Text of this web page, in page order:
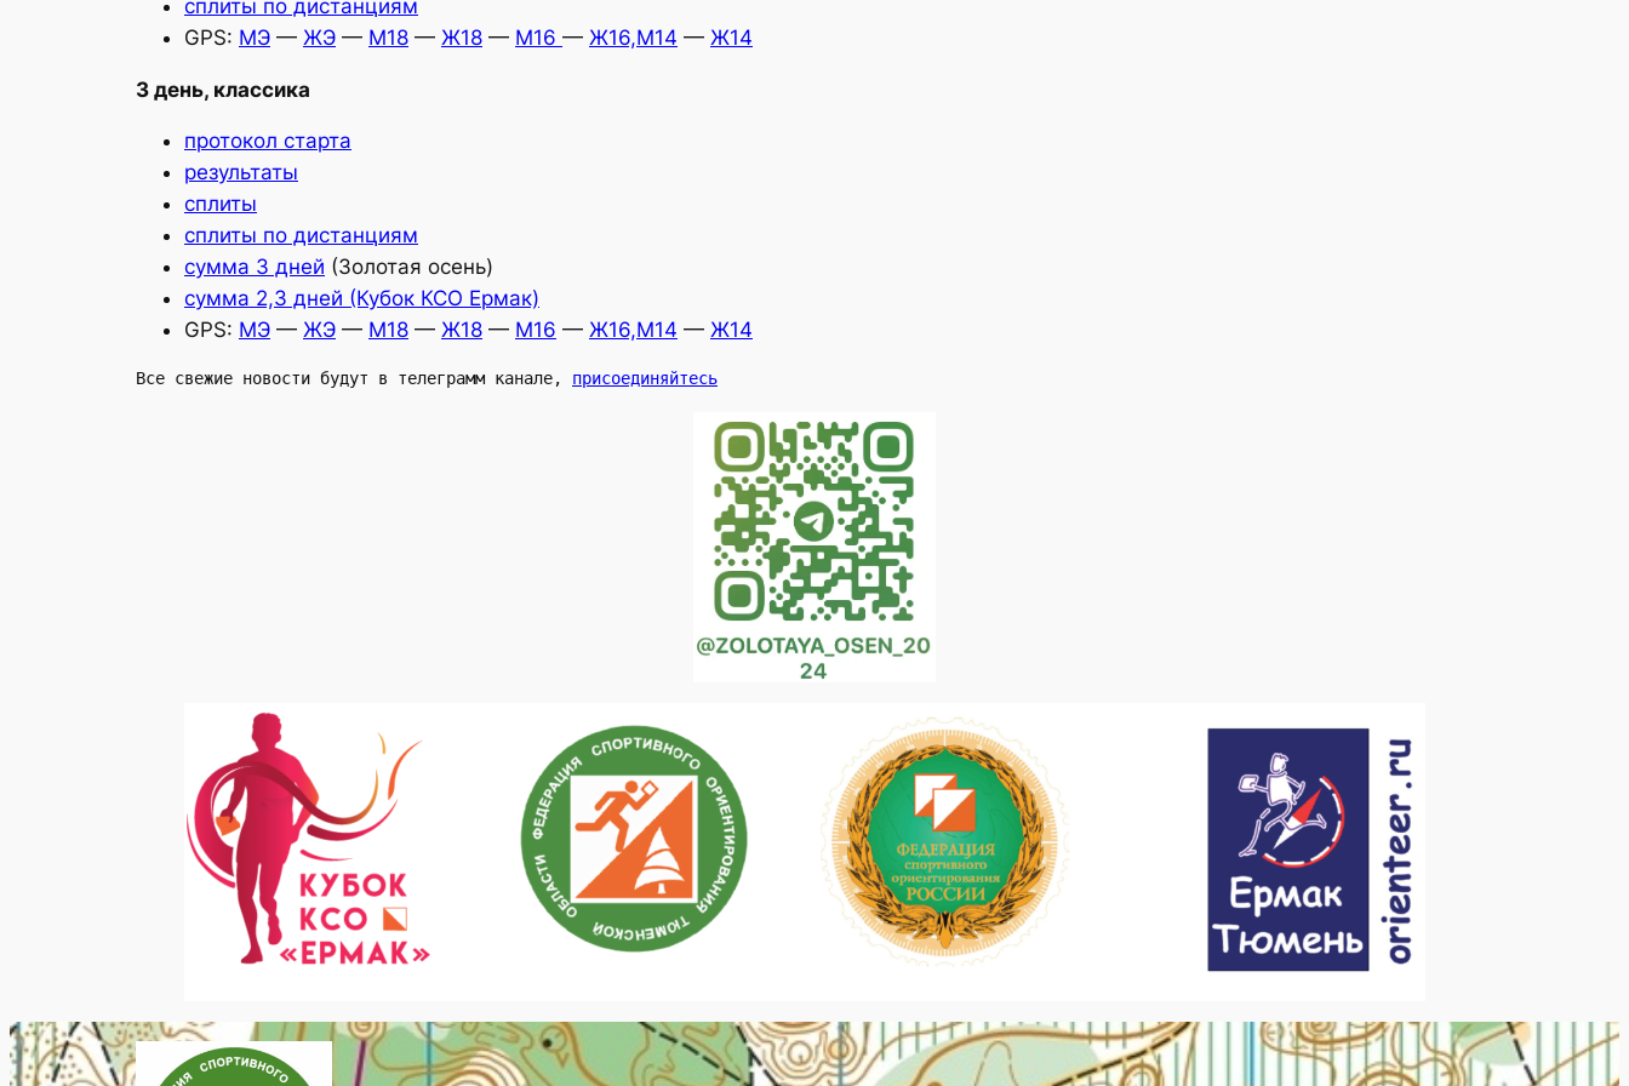
сплиты по дистанциям
GPS: МЭ — ЖЭ — М18 — Ж18 — М16 — Ж16,М14 — Ж14
3 день, классика
протокол старта
результаты
сплиты
сплиты по дистанциям
сумма 3 дней (Золотая осень)
сумма 2,3 дней (Кубок КСО Ермак)
GPS: МЭ — ЖЭ — М18 — Ж18 — М16 — Ж16,М14 — Ж14
Все свежие новости будут в телеграмм канале, присоединяйтесь